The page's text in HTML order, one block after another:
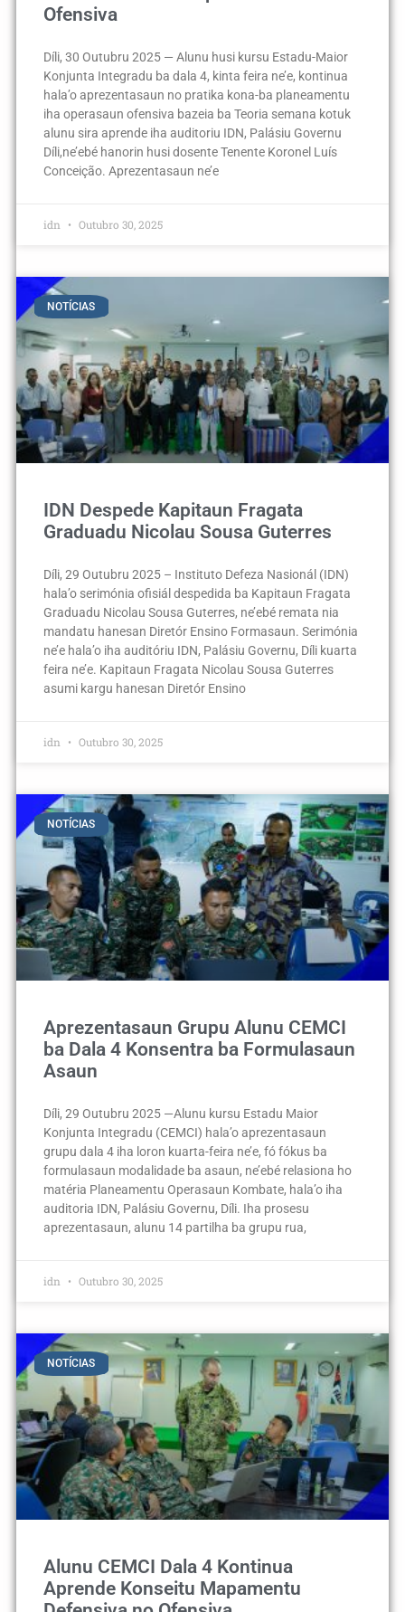
Ofensiva
Díli, 30 Outubru 2025 — Alunu husi kursu Estadu-Maior
Konjunta Integradu ba dala 4, kinta feira ne’e, kontinua
hala’o aprezentasaun no pratika kona-ba planeamentu
iha operasaun ofensiva bazeia ba Teoria semana kotuk
alunu sira aprende iha auditoriu IDN, Palásiu Governu
Díli,ne’ebé hanorin husi dosente Tenente Koronel Luís
Conceição. Aprezentasaun ne’e
idn Outubro 30, 2025
NOTÍCIAS
IDN Despede Kapitaun Fragata
Graduadu Nicolau Sousa Guterres
Díli, 29 Outubru 2025 – Instituto Defeza Nasionál (IDN)
hala’o serimónia ofisiál despedida ba Kapitaun Fragata
Graduadu Nicolau Sousa Guterres, ne’ebé remata nia
mandatu hanesan Diretór Ensino Formasaun. Serimónia
ne’e hala’o iha auditóriu IDN, Palásiu Governu, Díli kuarta
feira ne’e. Kapitaun Fragata Nicolau Sousa Guterres
asumi kargu hanesan Diretór Ensino
idn Outubro 30, 2025
NOTÍCIAS
Aprezentasaun Grupu Alunu CEMCI
ba Dala 4 Konsentra ba Formulasaun
Asaun
Díli, 29 Outubru 2025 —Alunu kursu Estadu Maior
Konjunta Integradu (CEMCI) hala’o aprezentasaun
grupu dala 4 iha loron kuarta-feira ne’e, fó fókus ba
formulasaun modalidade ba asaun, ne’ebé relasiona ho
matéria Planeamentu Operasaun Kombate, hala’o iha
auditoria IDN, Palásiu Governu, Díli. Iha prosesu
aprezentasaun, alunu 14 partilha ba grupu rua,
idn Outubro 30, 2025
NOTÍCIAS
Alunu CEMCI Dala 4 Kontinua
Aprende Konseitu Mapamentu